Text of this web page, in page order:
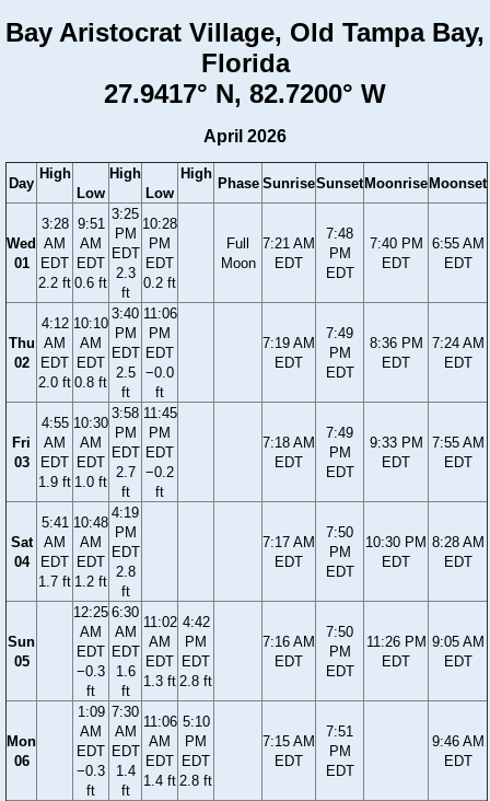
Bay Aristocrat Village, Old Tampa Bay,
Florida
27.9417° N, 82.7200° W
April 2026
Day
High
Low
High
Low
High
Phase SunriseSunsetMoonriseMoonset
Wed
01
3:28
AM
EDT
2.2 ft
9:51
AM
EDT
0.6 ft
3:25
PM
EDT
2.3
ft
10:28
PM
EDT
0.2 ft
Full
Moon
7:21 AM
EDT
7:48
PM
EDT
7:40 PM
EDT
6:55 AM
EDT
Thu
02
4:12
AM
EDT
2.0 ft
10:10
AM
EDT
0.8 ft
3:40
PM
EDT
2.5
ft
11:06
PM
EDT
−0.0
ft
7:19 AM
EDT
7:49
PM
EDT
8:36 PM
EDT
7:24 AM
EDT
Fri
03
4:55
AM
EDT
1.9 ft
10:30
AM
EDT
1.0 ft
3:58
PM
EDT
2.7
ft
11:45
PM
EDT
−0.2
ft
7:18 AM
EDT
7:49
PM
EDT
9:33 PM
EDT
7:55 AM
EDT
Sat
04
5:41
AM
EDT
1.7 ft
10:48
AM
EDT
1.2 ft
4:19
PM
EDT
2.8
ft
7:17 AM
EDT
7:50
PM
EDT
10:30 PM
EDT
8:28 AM
EDT
Sun
05
12:25
AM
EDT
−0.3
ft
6:30
AM
EDT
1.6
ft
11:02
AM
EDT
1.3 ft
4:42
PM
EDT
2.8 ft
7:16 AM
EDT
7:50
PM
EDT
11:26 PM
EDT
9:05 AM
EDT
Mon
06
1:09
AM
EDT
−0.3
ft
7:30
AM
EDT
1.4
ft
11:06
AM
EDT
1.4 ft
5:10
PM
EDT
2.8 ft
7:15 AM
EDT
7:51
PM
EDT
9:46 AM
EDT